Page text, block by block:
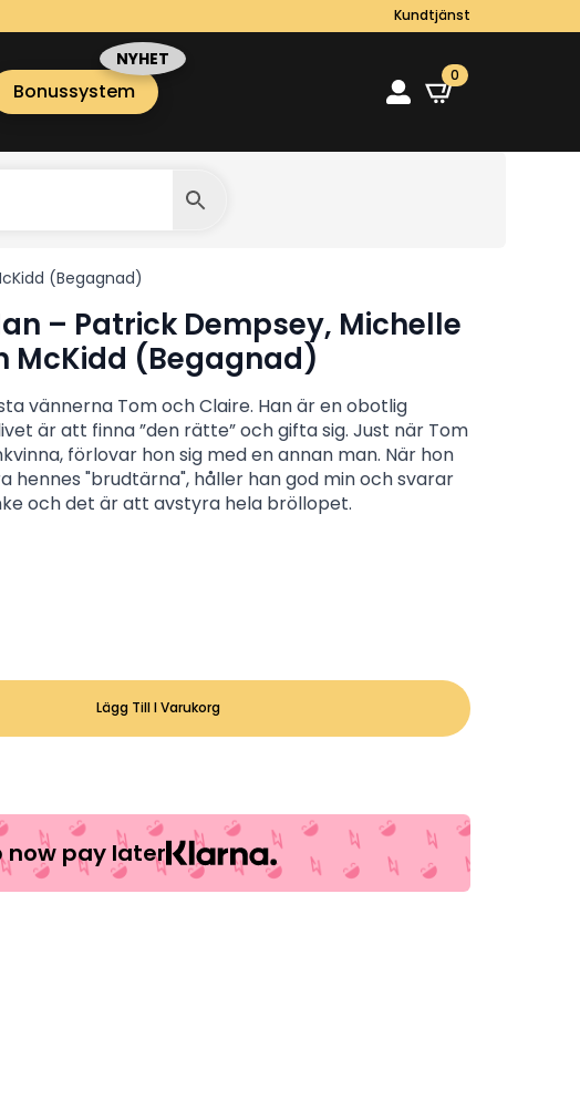
Kundtjänst
Bonussystem
0
(Begagnad)
– Patrick Dempsey, Michelle
McKidd (Begagnad)
vännerna Tom och Claire. Han är en obotlig
är att finna ”den rätte” och gifta sig. Just när Tom
förlovar hon sig med en annan man. När hon
hennes "brudtärna", håller han god min och svarar
och det är att avstyra hela bröllopet.
Lägg Till I Varukorg
now pay later